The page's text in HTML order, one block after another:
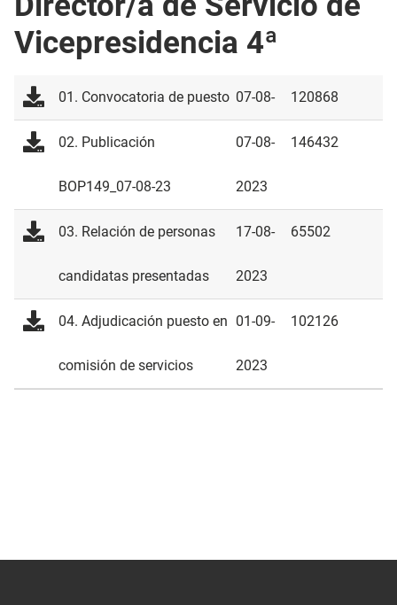
Vicepresidencia 4ª
01. Convocatoria de puesto 07-08-
2023
120868
02. Publicación
BOP149_07-08-23
07-08-
2023
146432
03. Relación de personas
candidatas presentadas
17-08-
2023
65502
04. Adjudicación puesto en
comisión de servicios
01-09-
2023
102126